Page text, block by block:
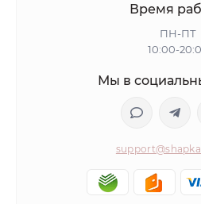
Время
ПН-ПТ
10:00-
Мы в